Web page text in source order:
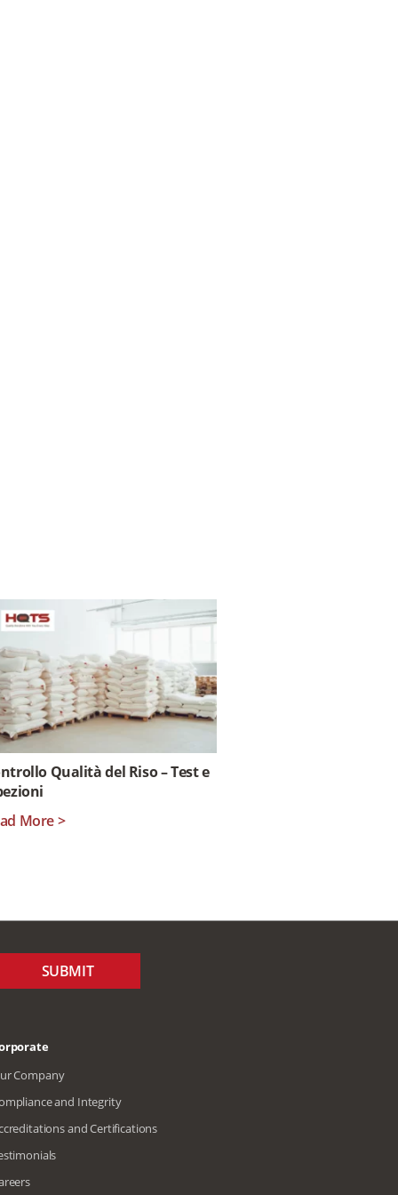
Qualità del Riso – Test e
More >
SUBMIT
Company
and Integrity
and Certifications